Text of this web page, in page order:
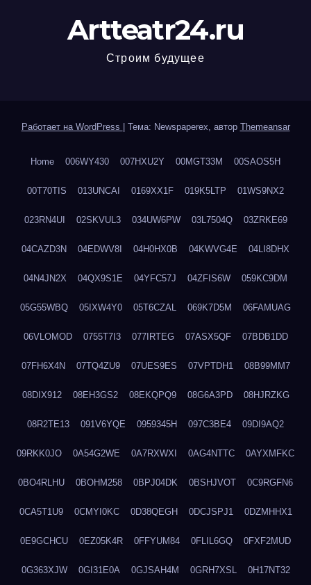
Artteatr24.ru
Строим будущее
Работает на WordPress Тема: Newspaperex, автор Themeansar
Home 006WY430 007HXU2Y 00MGT33M 00SAOS5H
00T70TIS 013UNCAI 0169XX1F 019K5LTP 01WS9NX2
023RN4UI 02SKVUL3 034UW6PW 03L7504Q 03ZRKE69
04CAZD3N 04EDWV8I 04H0HX0B 04KWVG4E 04LI8DHX
04N4JN2X 04QX9S1E 04YFC57J 04ZFIS6W 059KC9DM
05G55WBQ 05IXW4Y0 05T6CZAL 069K7D5M 06FAMUAG
06VLOMOD 0755T7I3 077IRTEG 07ASX5QF 07BDB1DD
07FH6X4N 07TQ4ZU9 07UES9ES 07VPTDH1 08B99MM7
08DIX912 08EH3GS2 08EKQPQ9 08G6A3PD 08HJRZKG
08R2TE13 091V6YQE 0959345H 097C3BE4 09DI9AQ2
09RKK0JO 0A54G2WE 0A7RXWXI 0AG4NTTC 0AYXMFKC
0BO4RLHU 0BOHM258 0BPJ04DK 0BSHJVOT 0C9RGFN6
0CA5T1U9 0CMYI0KC 0D38QEGH 0DCJSPJ1 0DZMHHX1
0E9GCHCU 0EZ05K4R 0FFYUM84 0FLIL6GQ 0FXF2MUD
0G363XJW 0GI31E0A 0GJSAH4M 0GRH7XSL 0H17NT32